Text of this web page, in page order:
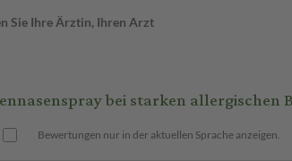
Sie Ihre Ärztin, Ihren Arzt
bei starken allergischen
Bewertungen nur in der aktuellen Sprache anzeigen.